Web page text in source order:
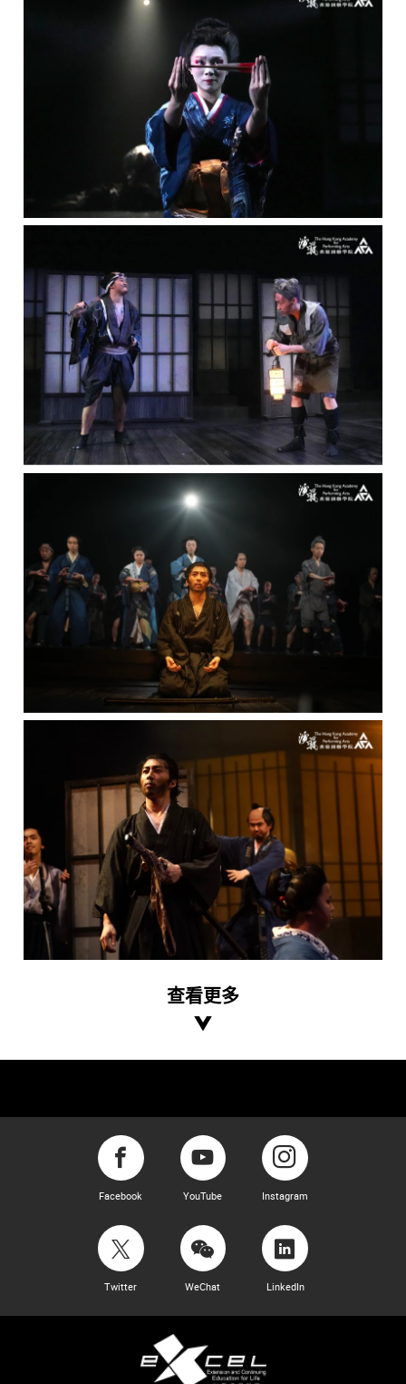
查看更多
Facebook YouTube Instagram
Twitter WeChat LinkedIn